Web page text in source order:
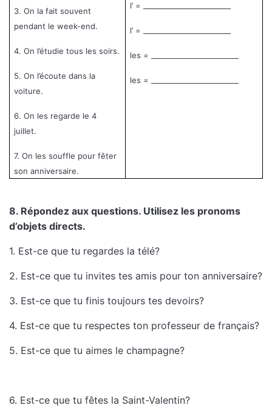
3. On la fait souvent
pendant le week-end.
4. On l’étudie tous les soirs.
5. On l’écoute dans la
voiture.
6. On les regarde le 4
juillet.
7. On les souffle pour fêter
son anniversaire.
l’ = ________________________
l’ = ________________________
les = ________________________
les = ________________________
8. Répondez aux questions. Utilisez les pronoms
d’objets directs.
1. Est-ce que tu regardes la télé?
2. Est-ce que tu invites tes amis pour ton anniversaire?
3. Est-ce que tu finis toujours tes devoirs?
4. Est-ce que tu respectes ton professeur de français?
5. Est-ce que tu aimes le champagne?
6. Est-ce que tu fêtes la Saint-Valentin?